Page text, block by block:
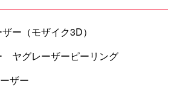
ー（モザイク3D）
ヤグレーザーピーリング
ザー